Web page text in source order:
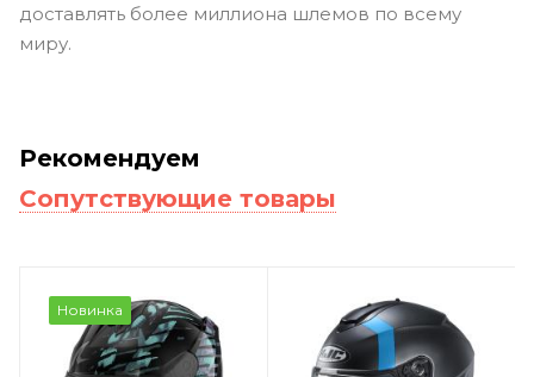
доставлять более миллиона шлемов по всему
миру.
Рекомендуем
Сопутствующие товары
Новинка